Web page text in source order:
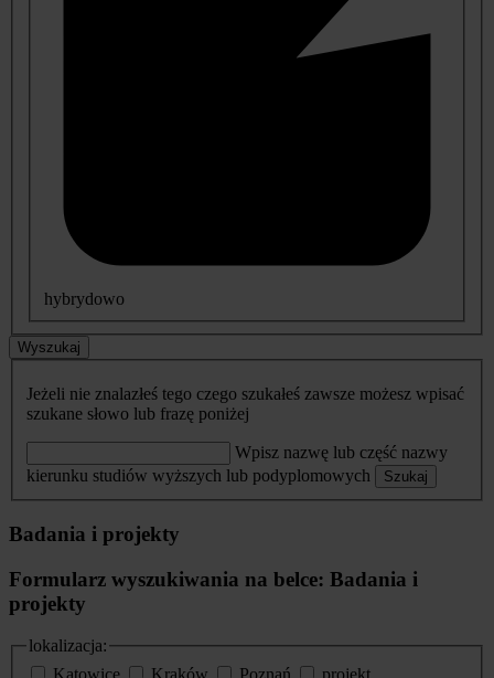
hybrydowo
Wyszukaj
Jeżeli nie znalazłeś tego czego szukałeś zawsze możesz wpisać
szukane słowo lub frazę poniżej
Wpisz nazwę lub część nazwy
kierunku studiów wyższych lub podyplomowych
Szukaj
Badania i projekty
Formularz wyszukiwania na belce: Badania i
projekty
lokalizacja:
Katowice
Kraków Poznań
projekt